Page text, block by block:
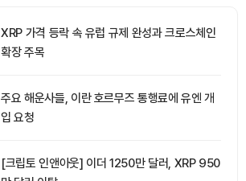
XRP 가격 등락 속 유럽 규제 완성과 크로스체인
확장 주목
주요 해운사들, 이란 호르무즈 통행료에 유엔 개
입 요청
[크립토 인앤아웃] 이더 1250만 달러, XRP 950